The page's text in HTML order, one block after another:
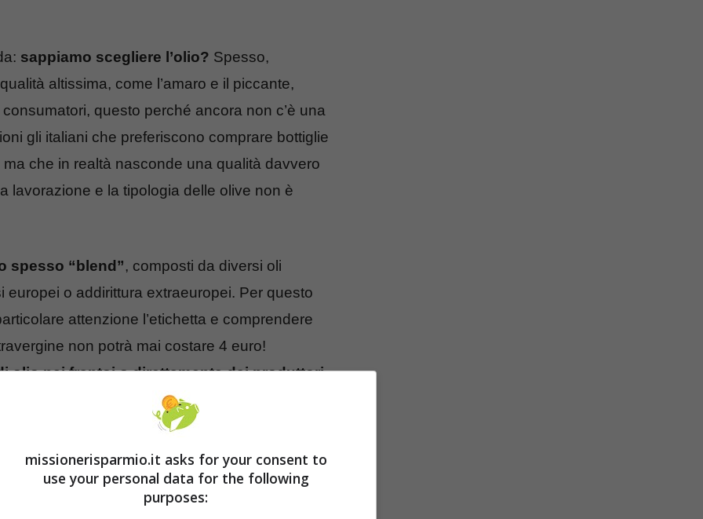
sappiamo scegliere l’olio? Spesso,
altissima, come l’amaro e il piccante,
questo perché ancora non c’è una
gli italiani che preferiscono comprare bottiglie
che in realtà nasconde una qualità davvero
lavorazione e la tipologia delle olive non è
spesso “blend”, composti da diversi oli
o addirittura extraeuropei. Per questo
attenzione l’etichetta e comprendere
non potrà mai costare 4 euro!
olio nei frantoi o direttamente dai produttori
sotto gli 8-9 euro al litro, quando
olive, la loro spremitura a freddo e tutti i
bottiglie a prezzo stracciato nascondono
missionerisparmio.it asks for your consent to
use your personal data for the following
purposes: